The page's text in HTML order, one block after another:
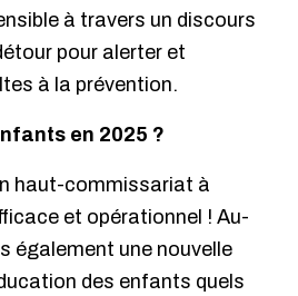
à travers un discours
pour alerter et
à la prévention.
en 2025 ?
haut-commissariat à
et opérationnel ! Au-
également une nouvelle
des enfants quels